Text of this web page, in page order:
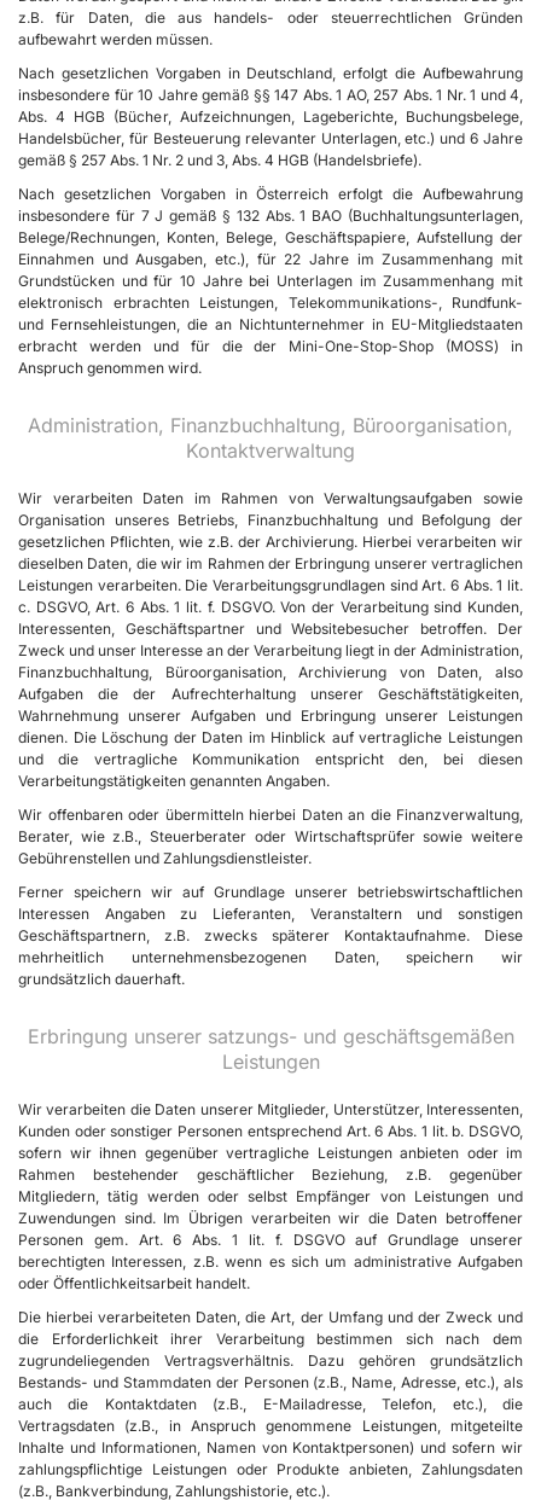
z.B. für Daten, die aus handels- oder steuerrechtlichen Gründen
aufbewahrt werden müssen.
Nach gesetzlichen Vorgaben in Deutschland, erfolgt die Aufbewahrung
insbesondere für 10 Jahre gemäß §§ 147 Abs. 1 AO, 257 Abs. 1 Nr. 1 und 4,
Abs. 4 HGB (Bücher, Aufzeichnungen, Lageberichte, Buchungsbelege,
Handelsbücher, für Besteuerung relevanter Unterlagen, etc.) und 6 Jahre
gemäß § 257 Abs. 1 Nr. 2 und 3, Abs. 4 HGB (Handelsbriefe).
Nach gesetzlichen Vorgaben in Österreich erfolgt die Aufbewahrung
insbesondere für 7 J gemäß § 132 Abs. 1 BAO (Buchhaltungsunterlagen,
Belege/Rechnungen, Konten, Belege, Geschäftspapiere, Aufstellung der
Einnahmen und Ausgaben, etc.), für 22 Jahre im Zusammenhang mit
Grundstücken und für 10 Jahre bei Unterlagen im Zusammenhang mit
elektronisch erbrachten Leistungen, Telekommunikations-, Rundfunk-
und Fernsehleistungen, die an Nichtunternehmer in EU-Mitgliedstaaten
erbracht werden und für die der Mini-One-Stop-Shop (MOSS) in
Anspruch genommen wird.
Administration, Finanzbuchhaltung, Büroorganisation,
Kontaktverwaltung
Wir verarbeiten Daten im Rahmen von Verwaltungsaufgaben sowie
Organisation unseres Betriebs, Finanzbuchhaltung und Befolgung der
gesetzlichen Pflichten, wie z.B. der Archivierung. Hierbei verarbeiten wir
dieselben Daten, die wir im Rahmen der Erbringung unserer vertraglichen
Leistungen verarbeiten. Die Verarbeitungsgrundlagen sind Art. 6 Abs. 1 lit.
c. DSGVO, Art. 6 Abs. 1 lit. f. DSGVO. Von der Verarbeitung sind Kunden,
Interessenten, Geschäftspartner und Websitebesucher betroffen. Der
Zweck und unser Interesse an der Verarbeitung liegt in der Administration,
Finanzbuchhaltung, Büroorganisation, Archivierung von Daten, also
Aufgaben die der Aufrechterhaltung unserer Geschäftstätigkeiten,
Wahrnehmung unserer Aufgaben und Erbringung unserer Leistungen
dienen. Die Löschung der Daten im Hinblick auf vertragliche Leistungen
und die vertragliche Kommunikation entspricht den, bei diesen
Verarbeitungstätigkeiten genannten Angaben.
Wir offenbaren oder übermitteln hierbei Daten an die Finanzverwaltung,
Berater, wie z.B., Steuerberater oder Wirtschaftsprüfer sowie weitere
Gebührenstellen und Zahlungsdienstleister.
Ferner speichern wir auf Grundlage unserer betriebswirtschaftlichen
Interessen Angaben zu Lieferanten, Veranstaltern und sonstigen
Geschäftspartnern, z.B. zwecks späterer Kontaktaufnahme. Diese
mehrheitlich unternehmensbezogenen Daten, speichern wir
grundsätzlich dauerhaft.
Erbringung unserer satzungs- und geschäftsgemäßen
Leistungen
Wir verarbeiten die Daten unserer Mitglieder, Unterstützer, Interessenten,
Kunden oder sonstiger Personen entsprechend Art. 6 Abs. 1 lit. b. DSGVO,
sofern wir ihnen gegenüber vertragliche Leistungen anbieten oder im
Rahmen bestehender geschäftlicher Beziehung, z.B. gegenüber
Mitgliedern, tätig werden oder selbst Empfänger von Leistungen und
Zuwendungen sind. Im Übrigen verarbeiten wir die Daten betroffener
Personen gem. Art. 6 Abs. 1 lit. f. DSGVO auf Grundlage unserer
berechtigten Interessen, z.B. wenn es sich um administrative Aufgaben
oder Öffentlichkeitsarbeit handelt.
Die hierbei verarbeiteten Daten, die Art, der Umfang und der Zweck und
die Erforderlichkeit ihrer Verarbeitung bestimmen sich nach dem
zugrundeliegenden Vertragsverhältnis. Dazu gehören grundsätzlich
Bestands- und Stammdaten der Personen (z.B., Name, Adresse, etc.), als
auch die Kontaktdaten (z.B., E-Mailadresse, Telefon, etc.), die
Vertragsdaten (z.B., in Anspruch genommene Leistungen, mitgeteilte
Inhalte und Informationen, Namen von Kontaktpersonen) und sofern wir
zahlungspflichtige Leistungen oder Produkte anbieten, Zahlungsdaten
(z.B., Bankverbindung, Zahlungshistorie, etc.).